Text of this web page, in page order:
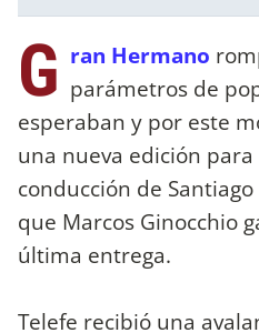
G ran Hermano
parámetros de
esperaban y por este
una nueva edición para
conducción de
que Marcos Ginocchio
última entrega.
Telefe recibió una